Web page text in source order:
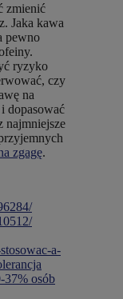
zmienić
Jaka kawa
pewno
ryzyko
czy
na
dopasować
najmniejsze
zgagę.
a-
37% osób